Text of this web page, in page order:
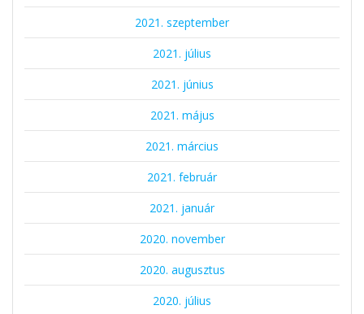
2021. szeptember
2021. július
2021. június
2021. május
2021. március
2021. február
2021. január
2020. november
2020. augusztus
2020. július